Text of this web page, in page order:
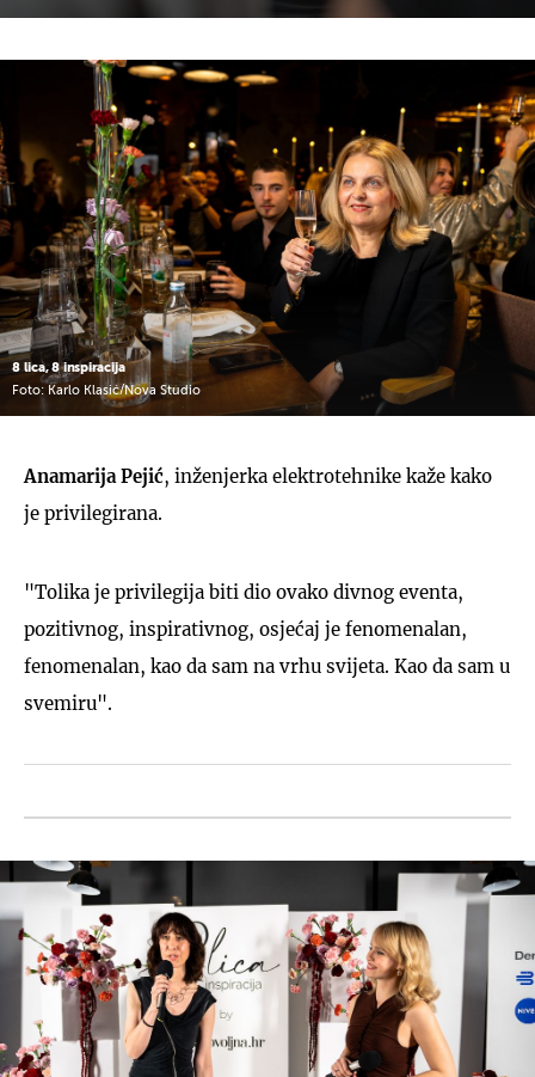
8 lica, 8 inspiracija
Foto: Karlo Klasić/Nova Studio
Anamarija Pejić, inženjerka elektrotehnike kaže kako
je privilegirana.
"Tolika je privilegija biti dio ovako divnog eventa,
pozitivnog, inspirativnog, osjećaj je fenomenalan,
fenomenalan, kao da sam na vrhu svijeta. Kao da sam u
svemiru".